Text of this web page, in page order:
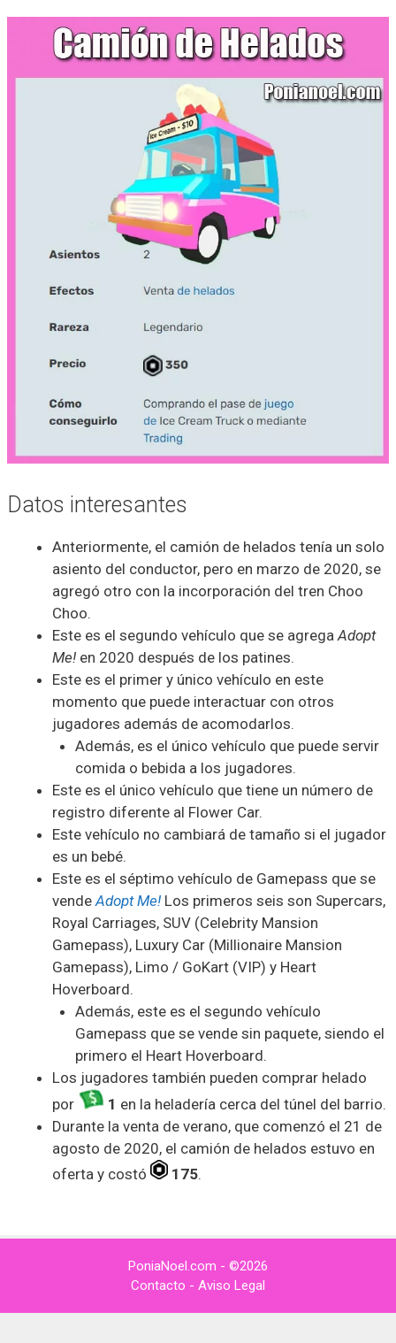
Datos interesantes
Anteriormente, el camión de helados tenía un solo
asiento del conductor, pero en marzo de 2020, se
agregó otro con la incorporación del tren Choo
Choo.
Este es el segundo vehículo que se agregaAdopt
Me! en 2020 después de los patines.
Este es el primer y único vehículo en este
momento que puede interactuar con otros
jugadores además de acomodarlos.
Además, es el único vehículo que puede servir
comida o bebida a los jugadores.
Este es el único vehículo que tiene un número de
registro diferente al Flower Car.
Este vehículo no cambiará de tamaño si el jugador
es un bebé.
Este es el séptimo vehículo de Gamepass que se
vendeAdopt Me! Los primeros seis son Supercars,
Royal Carriages, SUV (Celebrity Mansion
Gamepass), Luxury Car (Millionaire Mansion
Gamepass), Limo / GoKart (VIP) y Heart
Hoverboard.
Además, este es el segundo vehículo
Gamepass que se vende sin paquete, siendo el
primero el Heart Hoverboard.
Los jugadores también pueden comprar helado
por
1 en la heladería cerca del túnel del barrio.
Durante la venta de verano, que comenzó el 21 de
agosto de 2020, el camión de helados estuvo en
oferta y costó
175.
PoniaNoel.com - ©2026
Contacto - Aviso Legal